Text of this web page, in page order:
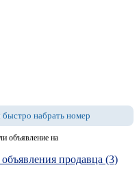
быстро набрать номер
объявление на
продавца (3)